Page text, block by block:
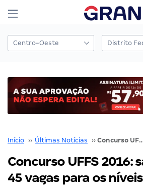
Início ›› Últimas Notícias ›› Concurso UFFS 2016: saiu o edital! 45 vagas para os
Concurso UFFS 2016:
45 vagas para os